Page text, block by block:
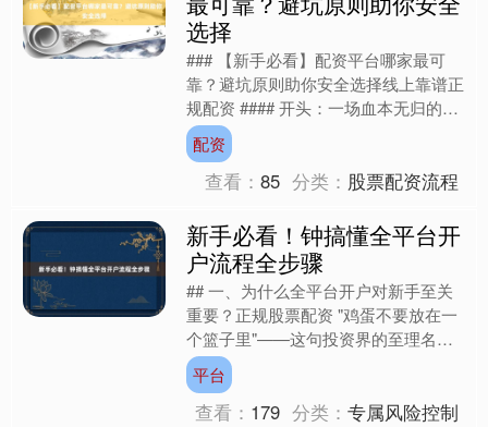
选择
### 【新手必看】配资平台哪家最可
靠？避坑原则助你安全选择线上靠谱正
规配资 #### 开头：一场血本无归的教
训——新手配资的常见陷阱 2022年春
天，股民小张....
配资
查看：85 分类： 股票配资流程
新手必看！钟搞懂全平台开
户流程全步骤
## 一、为什么全平台开户对新手至关
重要？正规股票配资 "鸡蛋不要放在一
个篮子里"——这句投资界的至理名
言，在股票配资领域同样适用。根据
2023年第三方机构调研....
平台
查看： 179 分类：专属风险控制